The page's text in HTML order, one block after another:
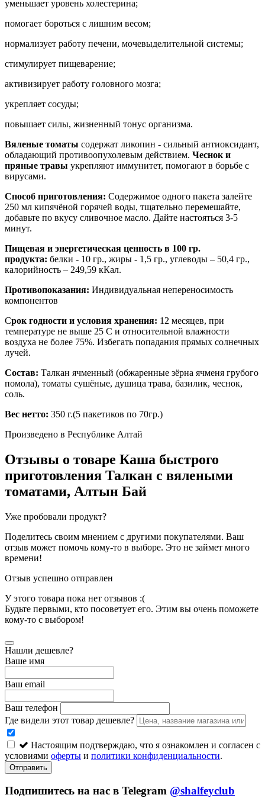
уменьшает уровень холестерина;
помогает бороться с лишним весом;
нормализует работу печени, мочевыделительной системы;
стимулирует пищеварение;
активизирует работу головного мозга;
укрепляет сосуды;
повышает силы, жизненный тонус организма.
Вяленые томаты содержат ликопин - сильный антиоксидант,
обладающий противоопухолевым действием. Чеснок и
пряные травы укрепляют иммунитет, помогают в борьбе с
вирусами.
Способ приготовления: Содержимое одного пакета залейте
250 мл кипячёной горячей воды, тщательно перемешайте,
добавьте по вкусу сливочное масло. Дайте настояться 3-5
минут.
Пищевая и энергетическая ценность в 100 гр.
продукта: белки - 10 гр., жиры - 1,5 гр., углеводы – 50,4 гр.,
калорийность – 249,59 кКал.
Противопоказания: Индивидуальная непереносимость
компонентов
Срок годности и условия хранения: 12 месяцев, при
температуре не выше 25 С и относительной влажности
воздуха не более 75%. Избегать попадания прямых солнечных
лучей.
Состав: Талкан ячменный (обжаренные зёрна ячменя грубого
помола), томаты сушёные, душица трава, базилик, чеснок,
соль.
Вес нетто: 350 г.(5 пакетиков по 70гр.)
Произведено в Республике Алтай
Отзывы о товаре Каша быстрого
приготовления Талкан с вялеными
томатами, Алтын Бай
Уже пробовали продукт?
Поделитесь своим мнением с другими покупателями. Ваш
отзыв может помочь кому-то в выборе. Это не займет много
времени!
Отзыв успешно отправлен
У этого товара пока нет отзывов :(
Будьте первыми, кто посоветует его. Этим вы очень поможете
кому-то с выбором!
Нашли дешевле?
Ваше имя
Ваш email
Ваш телефон
Где видели этот товар дешевле?
Настоящим подтверждаю, что я ознакомлен и согласен с
условиями оферты и политики конфиденциальности.
Отправить
Подпишитесь на нас в Telegram @shalfeyclub